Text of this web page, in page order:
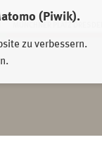
(Piwik).
zu verbessern.
MÜNCHNER PLATZ DRESDEN